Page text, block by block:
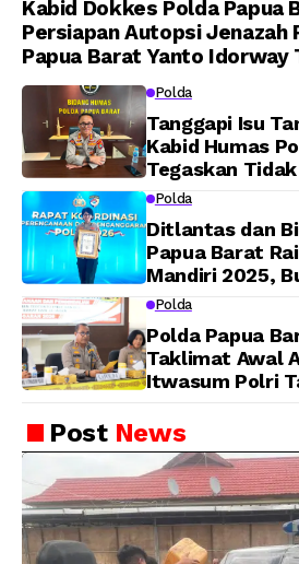
Kabid Dokkes Polda Papua
Persiapan Autopsi Jenazah
Papua Barat Yanto Idorway
Pelaksanaan Dijadwalkan
Polda
Tanggapi Isu
Kabid Humas
Tegaskan
bagi Oknum
Polda
Ditlantas dan
Papua Barat
Mandiri 2025,
Wujudkan
Polda
Polda Papua
Taklimat Awal
Itwasum Polri
Pengendalian
PostNews